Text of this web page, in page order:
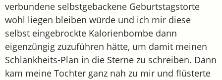
verbundene selbstgebackene Geburtstagstorte
wohl liegen bleiben würde und ich mir diese
selbst eingebrockte Kalorienbombe dann
eigenzüngig zuzuführen hätte, um damit meinen
Schlankheits-Plan in die Sterne zu schreiben. Dann
kam meine Tochter ganz nah zu mir und flüsterte